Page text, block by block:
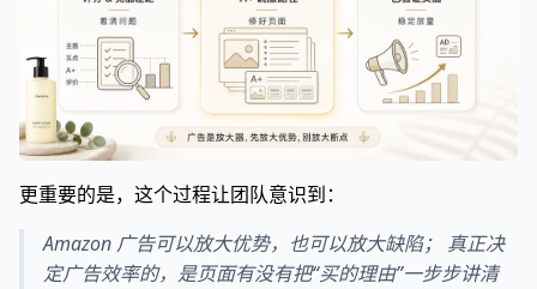
更重要的是，这个过程让团队意识到：
Amazon 广告可以放大优势，也可以放大缺陷； 真正决
定广告效率的，是页面有没有把“买的理由”一步步讲清